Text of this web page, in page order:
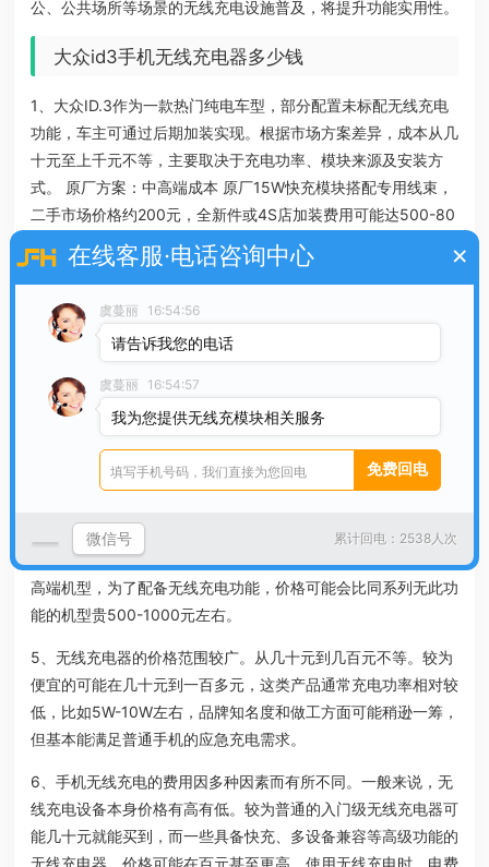
公、公共场所等场景的无线充电设施普及，将提升功能实用性。
大众id3手机无线充电器多少钱
1、大众ID.3作为一款热门纯电车型，部分配置未标配无线充电
功能，车主可通过后期加装实现。根据市场方案差异，成本从几
十元至上千元不等，主要取决于充电功率、模块来源及安装方
式。 原厂方案：中高端成本 原厂15W快充模块搭配专用线束，
二手市场价格约200元，全新件或4S店加装费用可能达500-80
2、价格在一百多元到几百元的充电器，充电功率一般能达到10
W - 15W左右，具备更好的充电性能，有的还采用了多线圈技
术，能让手机在不同放置角度下都能较好地充电。
3、低价位无线充电器，10到20元，主要是基础款Qi标准充电
器，没快充功能，适合简单充电需求，部分没品牌或小众产品在
此区间。中价位无线充电器，80到200元，品牌产品占比高，
支持主流快充协议，像红米30W无线充电器149元、华为超级快
充无线充电器（27W）199元等。
4、一般来说，支持无线充电的手机本身价格可能会比普通手机
略高一些，这部分差价大概在几百元到上千元不等。比如一些中
高端机型，为了配备无线充电功能，价格可能会比同系列无此功
能的机型贵500-1000元左右。
5、无线充电器的价格范围较广。从几十元到几百元不等。较为
便宜的可能在几十元到一百多元，这类产品通常充电功率相对较
低，比如5W-10W左右，品牌知名度和做工方面可能稍逊一筹，
但基本能满足普通手机的应急充电需求。
6、手机无线充电的费用因多种因素而有所不同。一般来说，无
线充电设备本身价格有高有低。较为普通的入门级无线充电器可
能几十元就能买到，而一些具备快充、多设备兼容等高级功能的
无线充电器，价格可能在百元甚至更高。使用无线充电时，电费
在线客服·电话咨询中心 ×
虞蔓丽 16:54:56
请告诉我您的电话
虞蔓丽 16:54:57
我为您提供无线充模块相关服务
累计回电：2538人次
微信号